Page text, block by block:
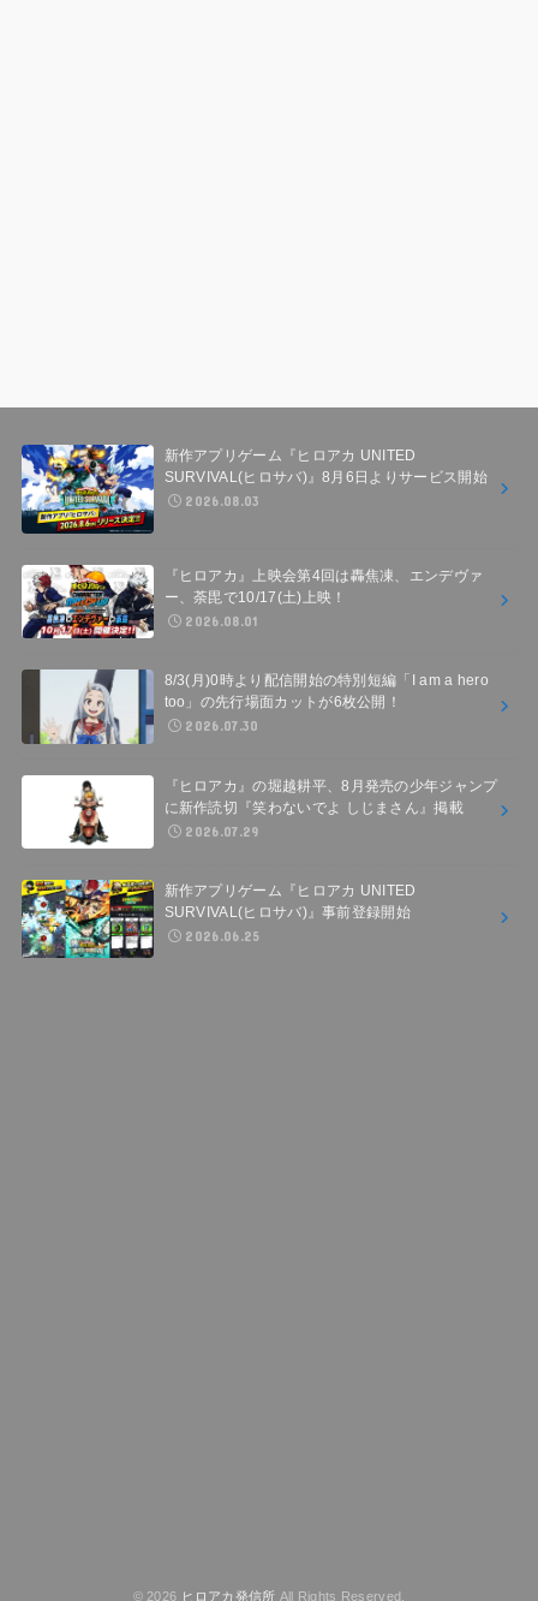
新作アプリゲーム『ヒロアカ UNITED
SURVIVAL(ヒロサバ)』8月6日よりサービス開始
2026.08.03
『ヒロアカ』上映会第4回は轟焦凍、エンデヴァ
ー、荼毘で10/17(土)上映！
2026.08.01
8/3(月)0時より配信開始の特別短編「I am a hero
too」の先行場面カットが6枚公開！
2026.07.30
『ヒロアカ』の堀越耕平、8月発売の少年ジャンプ
に新作読切『笑わないでよ しじまさん』掲載
2026.07.29
新作アプリゲーム『ヒロアカ UNITED
SURVIVAL(ヒロサバ)』事前登録開始
2026.06.25
© 2026 ヒロアカ発信所 All Rights Reserved.